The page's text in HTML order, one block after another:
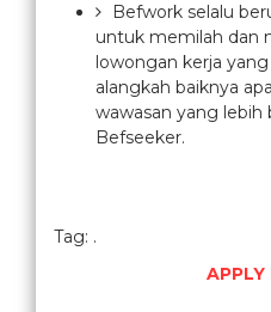
Befwork selalu
untuk memilah dan
lowongan kerja
alangkah baiknya
wawasan yang lebih
Befseeker.
Tag: .
APPLY